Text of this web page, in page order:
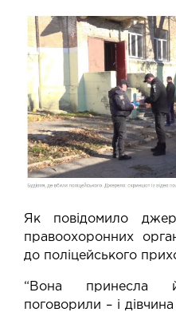
Як повідомило
правоохоронних
до поліцейського
“Вона принесла
поговорили – і